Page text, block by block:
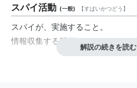
スパイ活動 (一般) 【すぱいかつどう 】
スパイ が、実施すること。
情報収集する活動そのこと。
解説の続きを読む